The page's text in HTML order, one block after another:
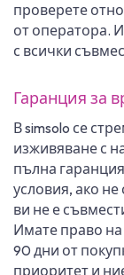
проверете
от оператора.
с всички
Гаранция за
В simsolo се
изживяване с
пълна
условия, ако не
ви не е
Имате право
90 дни от
приоритет и